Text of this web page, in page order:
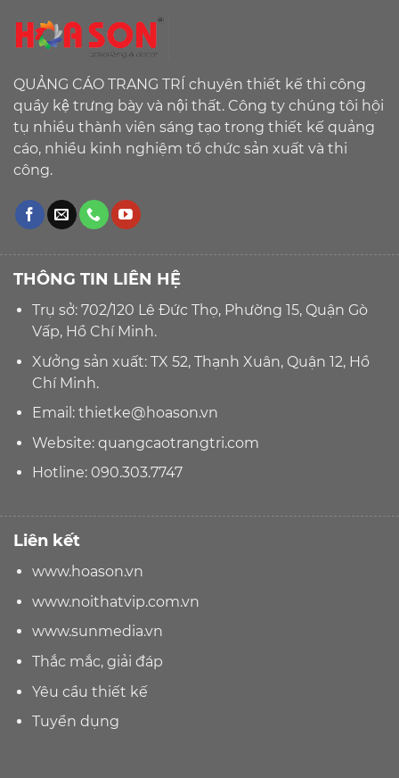
QUẢNG CÁO TRANG TRÍ chuyên thiết kế thi công
quầy kệ trưng bày và nội thất. Công ty chúng tôi hội
tụ nhiều thành viên sáng tạo trong thiết kế quảng
cáo, nhiều kinh nghiệm tổ chức sản xuất và thi
công.
THÔNG TIN LIÊN HỆ
Trụ sở: 702/120 Lê Đức Thọ, Phường 15, Quận Gò
Vấp, Hồ Chí Minh.
Xưởng sản xuất: TX 52, Thạnh Xuân, Quận 12, Hồ
Chí Minh.
Email: thietke@hoason.vn
Website:quangcaotrangtri.com
Hotline: 090.303.7747
Liên kết
www.hoason.vn
www.noithatvip.com.vn
www.sunmedia.vn
Thắc mắc, giải đáp
Yêu cầu thiết kế
Tuyển dụng